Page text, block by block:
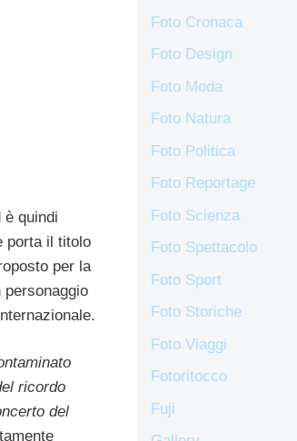
è quindi
porta il titolo
per la
ricordo
del
Foto Cronaca
Foto Design
Foto Moda
Foto Natura
Foto Politica
Foto Reportage
Foto Scienza
Foto Spettacolo
Foto Sport
Foto Storiche
Foto Viaggi
Fotoritocco
Fuji